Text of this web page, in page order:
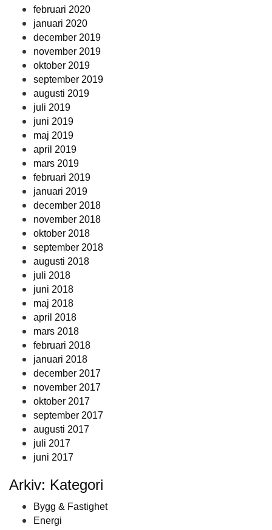
februari 2020
januari 2020
december 2019
november 2019
oktober 2019
september 2019
augusti 2019
juli 2019
juni 2019
maj 2019
april 2019
mars 2019
februari 2019
januari 2019
december 2018
november 2018
oktober 2018
september 2018
augusti 2018
juli 2018
juni 2018
maj 2018
april 2018
mars 2018
februari 2018
januari 2018
december 2017
november 2017
oktober 2017
september 2017
augusti 2017
juli 2017
juni 2017
Arkiv: Kategori
Bygg & Fastighet
Energi